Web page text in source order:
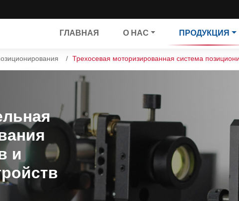
ГЛАВНАЯ О НАС ПРОДУКЦИЯ
Трехосевая моторизированная система
и